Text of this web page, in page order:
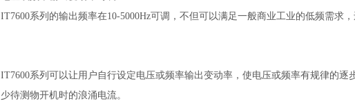
IT7600系列的输出频率在10-5000Hz可调，不但可以满足一般商业工业的低频需求
IT7600系列可以让用户自行设定电压或频率输出变动率，使电压或频率有规律的
少待测物开机时的浪涌电流。